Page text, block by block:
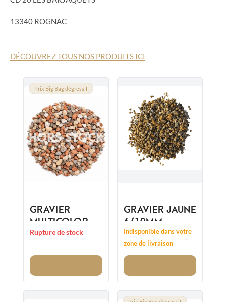
13340 ROGNAC
DÉCOUVREZ TOUS NOS PRODUITS ICI
Prix Big Bag dégressif
GRAVIER
MULTICOLORE
ARLEQUIN
Rupture de stock
GRAVIER JAUNE
6/10MM
Indisponible dans votre
zone de livraison